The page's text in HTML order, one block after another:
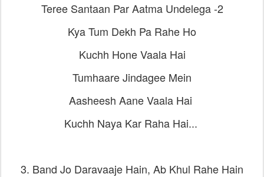
Teree Santaan Par Aatma Undelega -2
Kya Tum Dekh Pa Rahe Ho
Kuchh Hone Vaala Hai
Tumhaare Jindagee Mein
Aasheesh Aane Vaala Hai
Kuchh Naya Kar Raha Hai...
3. Band Jo Daravaaje Hain, Ab Khul Rahe Hain